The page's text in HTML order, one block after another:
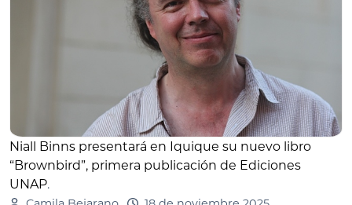
Niall Binns presentará en Iquique su nuevo libro
“Brownbird”, primera publicación de Ediciones
UNAP.